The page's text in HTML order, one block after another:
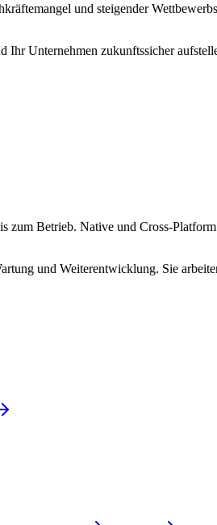
und steigender
Ihr Unternehmen zukunftssicher
Betrieb. Native und Cross-
und Weiterentwicklung. Sie